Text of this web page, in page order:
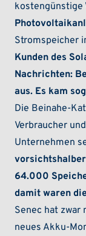
kostengünstige
Stromspeicher
Kunden des
Nachrichten:
aus. Es kam
Die Beinahe-
Verbraucher
Unternehmen
64.000
damit waren
Senec hat zwar
neues Akku-